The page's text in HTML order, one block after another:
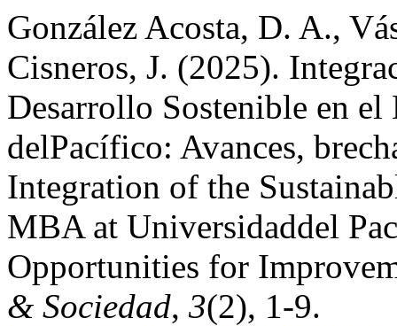
González Acosta, D. A.,
Cisneros, J. (2025).
Desarrollo Sostenible en
delPacífico: Avances,
Integration of the
MBA at Universidaddel
Opportunities for
& Sociedad, 3(2), 1-9.